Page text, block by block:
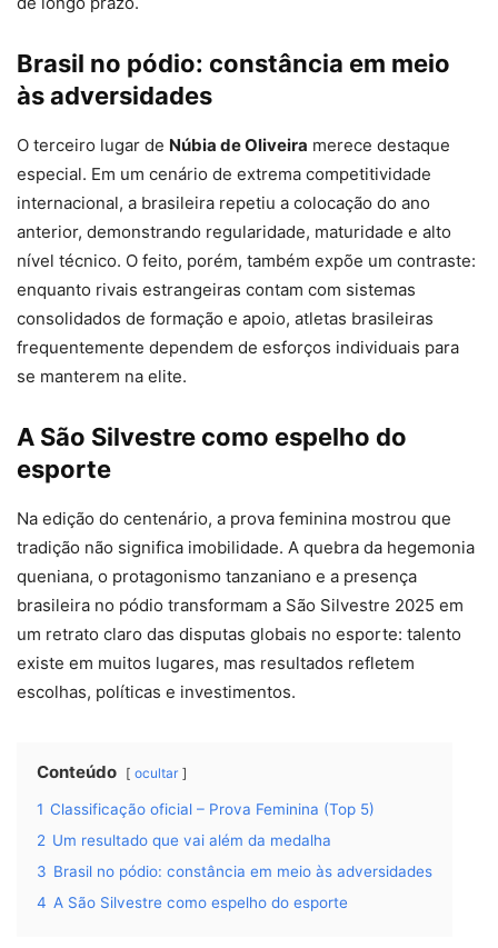
Brasil no pódio: constância em meio
às adversidades
O terceiro lugar de Núbia de Oliveira merece destaque
especial. Em um cenário de extrema competitividade
internacional, a brasileira repetiu a colocação do ano
anterior, demonstrando regularidade, maturidade e alto
nível técnico. O feito, porém, também expõe um contraste:
enquanto rivais estrangeiras contam com sistemas
consolidados de formação e apoio, atletas brasileiras
frequentemente dependem de esforços individuais para
se manterem na elite.
A São Silvestre como espelho do
esporte
Na edição do centenário, a prova feminina mostrou que
tradição não significa imobilidade. A quebra da hegemonia
queniana, o protagonismo tanzaniano e a presença
brasileira no pódio transformam a São Silvestre 2025 em
um retrato claro das disputas globais no esporte: talento
existe em muitos lugares, mas resultados refletem
escolhas, políticas e investimentos.
Conteúdo ocultar
1 Classificação oficial – Prova Feminina (Top 5)
2 Um resultado que vai além da medalha
3 Brasil no pódio: constância em meio às adversidades
4 A São Silvestre como espelho do esporte